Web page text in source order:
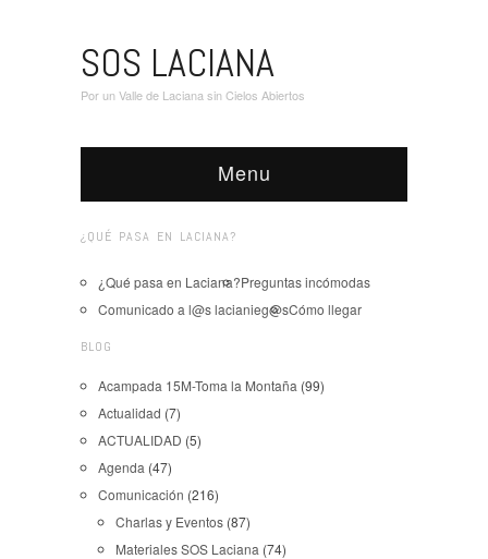
SOS LACIANA
Por un Valle de Laciana sin Cielos Abiertos
Menu
¿QUÉ PASA EN LACIANA?
¿Qué pasa en Laciana?Preguntas incómodas
Comunicado a l@s lacianieg@sCómo llegar
BLOG
Acampada 15M-Toma la Montaña (99)
Actualidad (7)
ACTUALIDAD (5)
Agenda (47)
Comunicación (216)
Charlas y Eventos (87)
Materiales SOS Laciana (74)